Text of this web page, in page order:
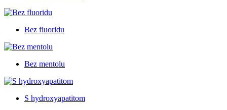
Bez fluoridu
Bez mentolu
S hydroxyapatitom